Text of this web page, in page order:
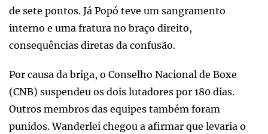
de sete pontos. Já Popó teve um sangramento
interno e uma fratura no braço direito,
consequências diretas da confusão.
Por causa da briga, o Conselho Nacional de Boxe
(CNB) suspendeu os dois lutadores por 180 dias.
Outros membros das equipes também foram
punidos. Wanderlei chegou a afirmar que levaria o